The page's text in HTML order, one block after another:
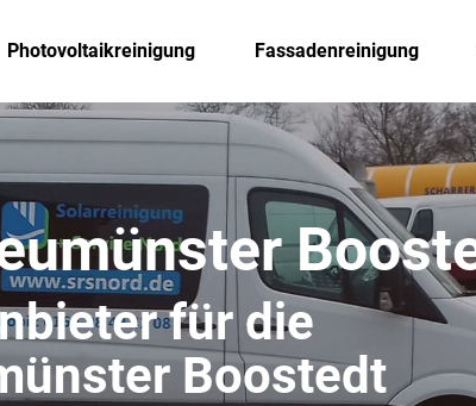
Photovoltaikreinigung Fassadenreinigung
für die
Boostedt